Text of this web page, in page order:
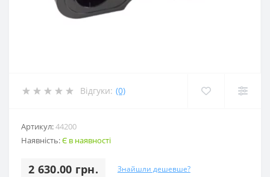
Відгуки: (0)
Артикул:44200
Наявність:Є в наявності
2 630.00 грн. Знайшли дешевше?